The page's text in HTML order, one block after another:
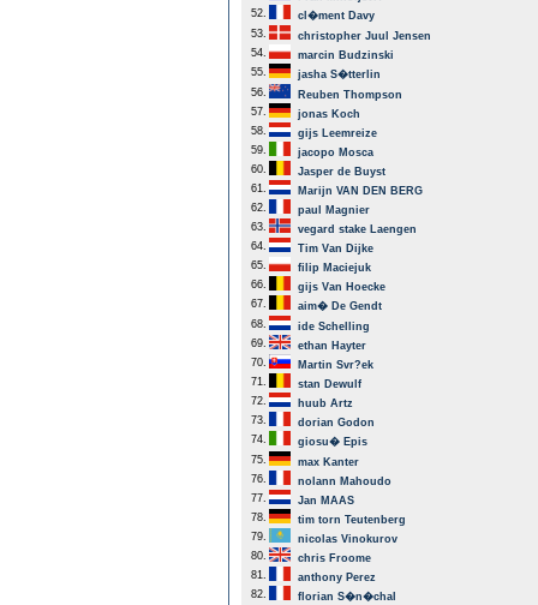
52.
cl�ment Davy
53.
christopher Juul Jensen
54.
marcin Budzinski
55.
jasha S�tterlin
56.
Reuben Thompson
57.
jonas Koch
58.
gijs Leemreize
59.
jacopo Mosca
60.
Jasper de Buyst
61.
Marijn VAN DEN BERG
62.
paul Magnier
63.
vegard stake Laengen
64.
Tim Van Dijke
65.
filip Maciejuk
66.
gijs Van Hoecke
67.
aim� De Gendt
68.
ide Schelling
69.
ethan Hayter
70.
Martin Svr?ek
71.
stan Dewulf
72.
huub Artz
73.
dorian Godon
74.
giosu� Epis
75.
max Kanter
76.
nolann Mahoudo
77.
Jan MAAS
78.
tim torn Teutenberg
79.
nicolas Vinokurov
80.
chris Froome
81.
anthony Perez
82.
florian S�n�chal